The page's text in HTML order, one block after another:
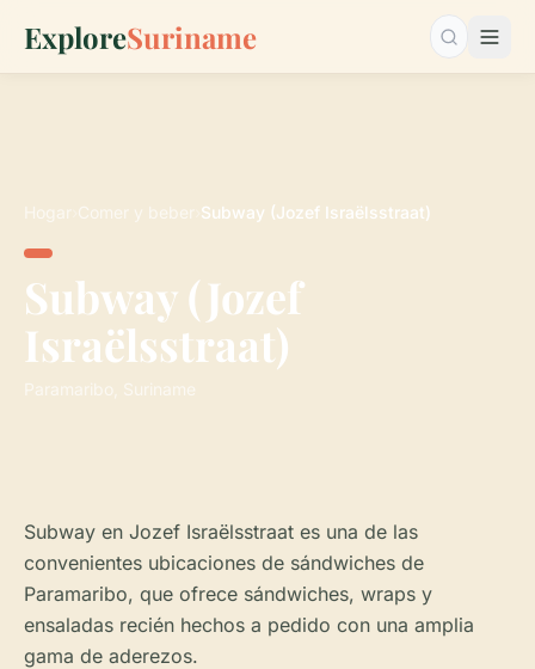
ExploreSuriname Buscar…
Hogar Comer y beber Subway (Jozef Israëlsstraat)
Subway (Jozef
Israëlsstraat)
Paramaribo, Suriname
Subway en Jozef Israëlsstraat es una de las
convenientes ubicaciones de sándwiches de
Paramaribo, que ofrece sándwiches, wraps y
ensaladas recién hechos a pedido con una amplia
gama de aderezos.